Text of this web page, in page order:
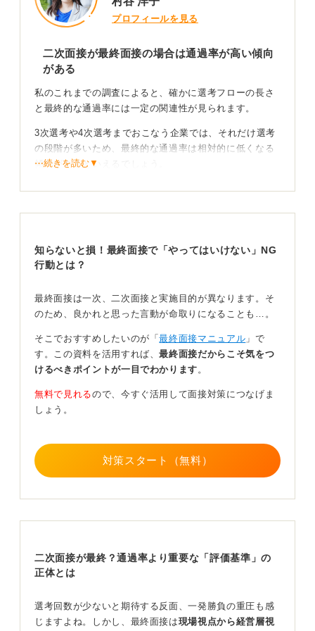
プロフィールを見る
二次面接が最終面接の場合は通過率が高い傾向
がある
私のこれまでの調査によると、確かに選考フローの長さ
と最終的な通過率には一定の関連性が見られます。
3次選考や4次選考までおこなう企業では、それだけ選考
の段階が多いため、最終的な通過率は相対的に低くなる
傾向があるといえるでしょう。
担当する面接官や企業の緊急度によっても通過率は
ただし、私がこれまで求職者指導をした経験から特に注
う要素です。
人事担当者のみの面接と比較して、役員や社長が面接官
募集人数や採用の緊急度によっても通過のしやすさは変
動するのです。
は通過率が高まる傾向にありますが、厳選採用を方針と
これらの情報を総合し、私がこれまで求職者指導をした
経験からアドバイスできることとしては、二次面接が最
ますが、決して「絶対に受かる」と油断してはいけない
ということです。
⋯続きを読む▼
知らないと損！最終面接で「やってはいけない」NG
行動とは？
最終面接は一次、二次面接と実施目的が異なります。そ
のため、良かれと思った言動が命取りになることも…。
そこでおすすめしたいのが「最終面接マニュアル 」で
す。この資料を活用すれば、最終面接だからこそ気をつ
けるべきポイントが一目でわかります 。
無料で見れるので、今すぐ活用して面接対策につなげま
しょう。
対策スタート（無料）
二次面接が最終？通過率より重要な「評価基準」の
正体とは
選考回数が少ないと期待する反面、一発勝負の重圧も感
じますよね。しかし、最終面接は現場視点から経営層視